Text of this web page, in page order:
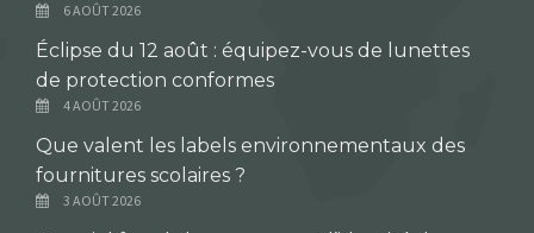
6 AOÛT 2026
Éclipse du 12 août : équipez-vous de lunettes
de protection conformes
4 AOÛT 2026
Que valent les labels environnementaux des
fournitures scolaires ?
3 AOÛT 2026